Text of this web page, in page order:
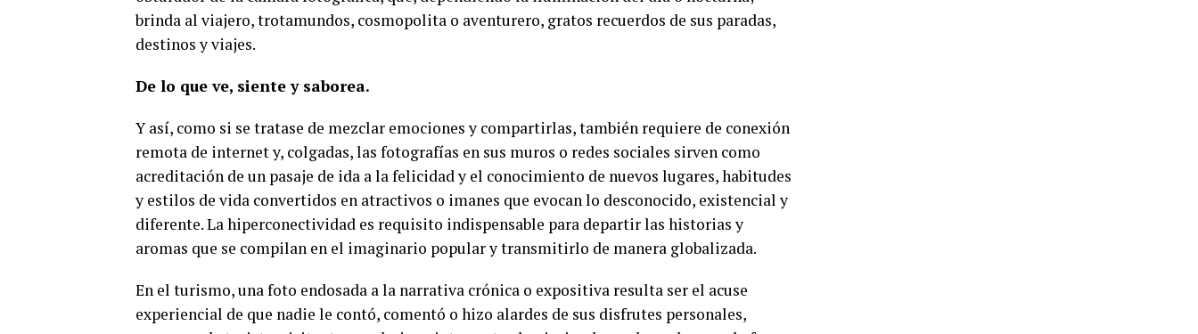
brinda al viajero, trotamundos, cosmopolita o aventurero, gratos recuerdos de sus paradas,
destinos y viajes.
De lo que ve, siente y saborea.
Y así, como si se tratase de mezclar emociones y compartirlas, también requiere de conexión
remota de internet y, colgadas, las fotografías en sus muros o redes sociales sirven como
acreditación de un pasaje de ida a la felicidad y el conocimiento de nuevos lugares, habitudes
y estilos de vida convertidos en atractivos o imanes que evocan lo desconocido, existencial y
diferente. La hiperconectividad es requisito indispensable para departir las historias y
aromas que se compilan en el imaginario popular y transmitirlo de manera globalizada.
En el turismo, una foto endosada a la narrativa crónica o expositiva resulta ser el acuse
experiencial de que nadie le contó, comentó o hizo alardes de sus disfrutes personales,